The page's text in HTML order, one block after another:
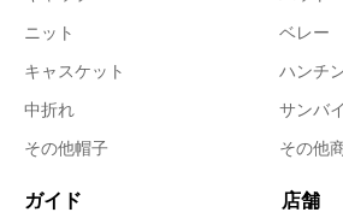
ニット
ベレー
キャスケット
ハンチ
中折れ
サンバ
その他帽子
その他
ガイド 店舗